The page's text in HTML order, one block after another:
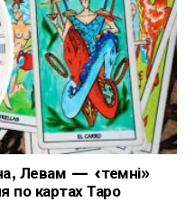
Левам — «темні»
по картах Таро